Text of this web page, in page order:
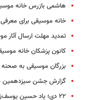
هاشمی بازرس خانه موسیقی
خانه موسیقی برای معرفی
تمدید مهلت ارسال
کانون پزشکان خانه
بزرگان موسیقی به صحنه
گزارش جشن سیزدهمین
۲۲ دی؛ یاد حسین یوسف‌زمانی در نشست ماهانه خانه موسیقی